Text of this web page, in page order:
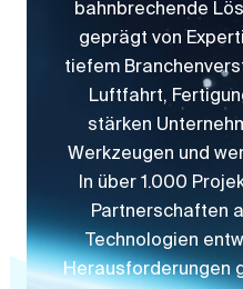
bahnbrechende
geprägt von
tiefem
Luftfahrt,
stärken
Werkzeugen und
In über 1.000
Partnerschaften
Technologien
Herausforderungen